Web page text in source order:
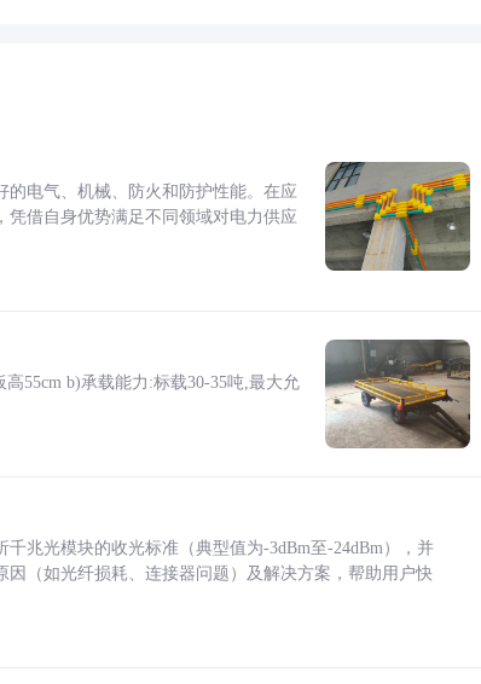
电气、机械、防火和防护性能。在应
借自身优势满足不同领域对电力供应
55cm b)承载能力:标载30-35吨,最大允
兆光模块的收光标准（典型值为-3dBm至-24dBm），并
（如光纤损耗、连接器问题）及解决方案，帮助用户快